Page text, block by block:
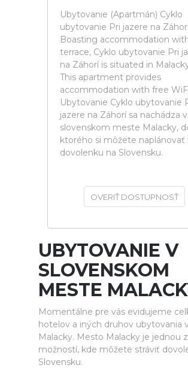
Ubytovanie (Apartmán) Cyklo
ubytovanie Pri jazere na
Boasting accommodation
terrace, Cyklo ubytovanie Pri
na Záhorí is situated in
This apartment provides
accommodation with free
Ubytovanie Cyklo ubytovanie
jazere na Záhorí sa nachádza v
slovenskom meste Malacky,
ktorého si môžete naplánovať
dovolenku na Slovensku.
OVERIŤ DOSTUPNOSŤ
UBYTOVANIE V
SLOVENSKOM
MESTE
Momentálne pre vás evidujeme
hotelov a iných druhov ubytovania
Malacky. Mesto Malacky je jednou z
možností, kde môžete stráviť
Slovensku.